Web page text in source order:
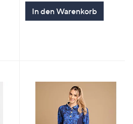
In den Warenkorb